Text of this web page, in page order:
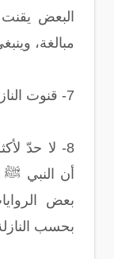
البعض
مبالغة،
7- قنوت النازلة يُبدأ فيه بالدعاء مباشرة.
8- لا حدّ
بعض
بحسب